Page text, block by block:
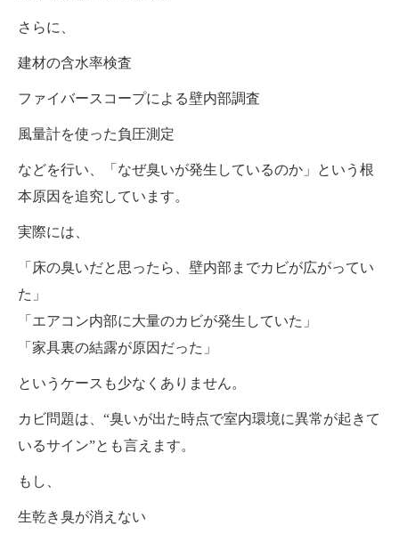
さらに、
建材の含水率検査
ファイバースコープによる壁内部調査
風量計を使った負圧測定
などを行い、「なぜ臭いが発生しているのか」という根
本原因を追究しています。
実際には、
「床の臭いだと思ったら、壁内部までカビが広がってい
た」
「エアコン内部に大量のカビが発生していた」
「家具裏の結露が原因だった」
というケースも少なくありません。
カビ問題は、“臭いが出た時点で室内環境に異常が起きて
いるサイン”とも言えます。
もし、
生乾き臭が消えない